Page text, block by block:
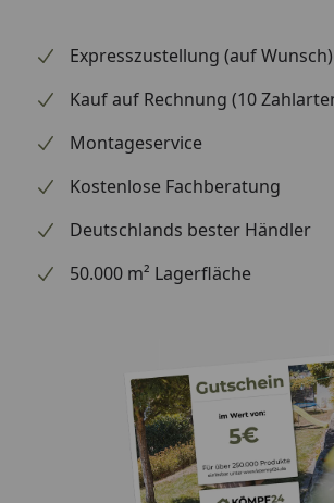
Ihnen daher leider keine
lediglich dem Austausch des
originalen Teils in ein neues originales
Expresszustellung (auf Wunsch)
Kauf auf Rechnung (10
Montageservice
Kostenlose Fachberatung
Deutschlands bester Händler
50.000 m² Lagerfläche